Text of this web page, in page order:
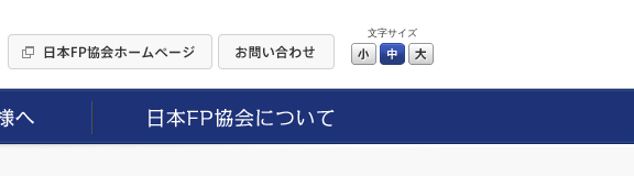
文字サイズ
小 中